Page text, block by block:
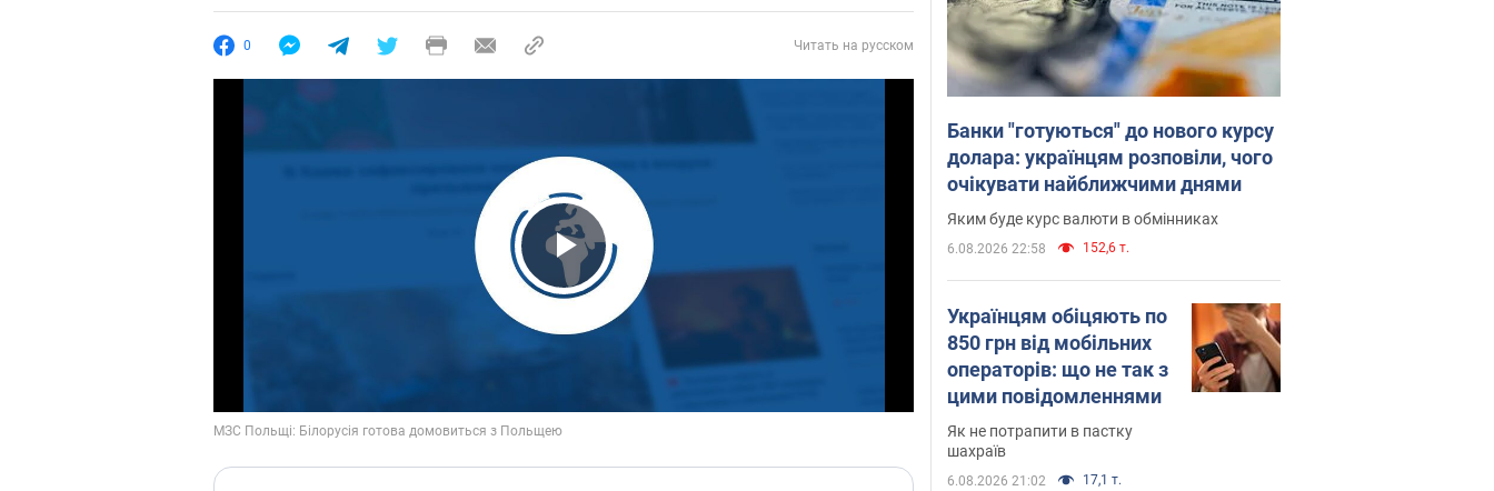
0 Читать на русском
Play Video
Банки "готуються" до нового курсу
долара: українцям розповіли, чого
очікувати найближчими днями
Яким буде курс валюти в обмінниках
6.08.2026 22:58 152,6 т.
Українцям обіцяють по
850 грн від мобільних
операторів: що не так з
цими повідомленнями
Як не потрапити в пастку
шахраїв
6.08.2026 21:02 17,1 т.